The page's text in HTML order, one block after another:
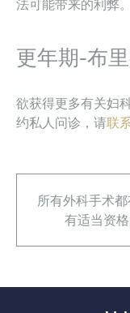
法可能带来的利弊。
更年期-布
欲获得更多有关妇
约私人问诊，请联
所有外科手术
有适当资